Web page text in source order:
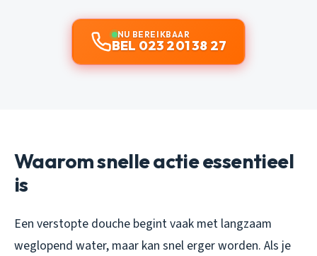
NU BEREIKBAAR
BEL 023 201 38 27
Waarom snelle actie essentieel
is
Een verstopte douche begint vaak met langzaam
weglopend water, maar kan snel erger worden. Als je